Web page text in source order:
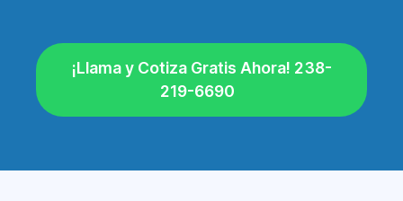
¡Llama y Cotiza Gratis Ahora! 238-
219-6690